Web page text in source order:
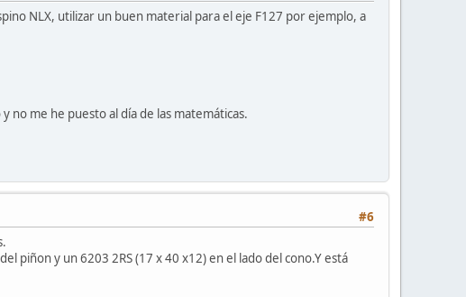
NLX, utilizar un buen material para el eje F127 por ejemplo, a
no me he puesto al día de las matemáticas.
#6
piñon y un 6203 2RS (17 x 40 x12) en el lado del cono.Y está